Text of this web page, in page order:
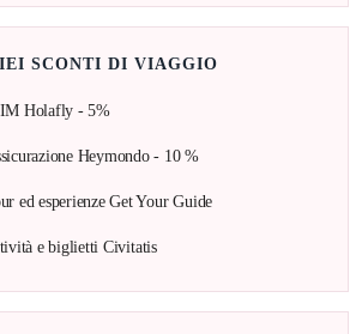
SCONTI DI VIAGGIO
Holafly - 5%
Heymondo - 10 %
ed esperienze Get Your Guide
e biglietti Civitatis